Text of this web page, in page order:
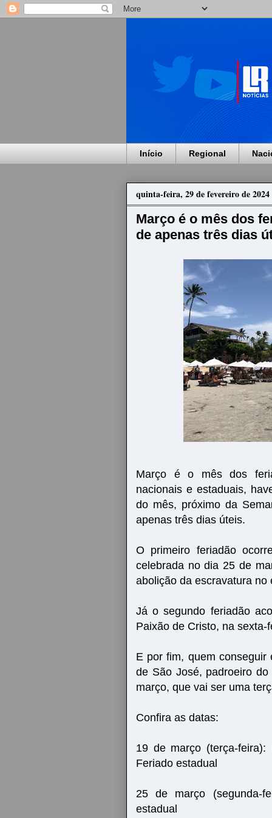
Início Regional
quinta-feira, 29 de fevereiro de 2024
Março é o mês dos
de apenas três dias
Março é o mês dos
nacionais e estaduais,
do mês, próximo da
apenas três dias úteis.
O primeiro feriadão
celebrada no dia 25 de
abolição da escravatura no
Já o segundo feriadão
Paixão de Cristo, na sexta-
E por fim, quem conseguir
de São José, padroeiro
março, que vai ser uma
Confira as datas:
19 de março (terça-
Feriado estadual
25 de março (segunda-
estadual